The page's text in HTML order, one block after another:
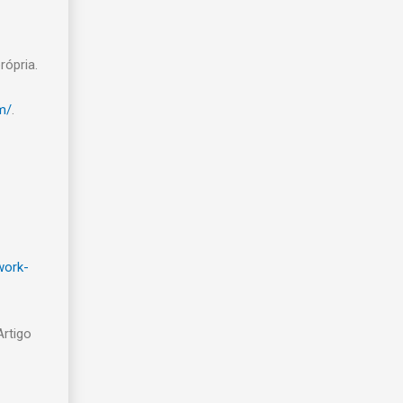
.